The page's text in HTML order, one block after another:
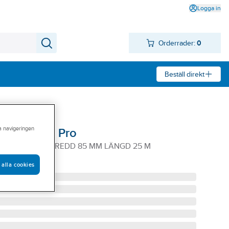
Logga in
Orderrader: 0
Beställ direkt
Flex Pro
RULLE BREDD 85 MM LÄNGD 25 M
navigeringen
alla cookies